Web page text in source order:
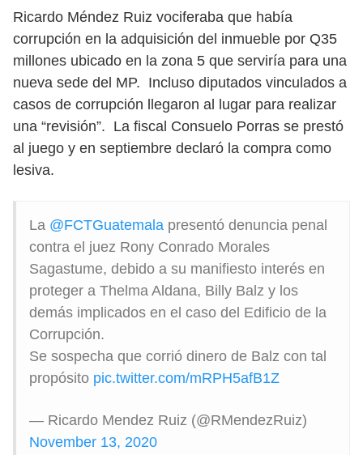
Ricardo Méndez Ruiz vociferaba que había
corrupción en la adquisición del inmueble por Q35
millones ubicado en la zona 5 que serviría para una
nueva sede del MP. Incluso diputados vinculados a
casos de corrupción llegaron al lugar para realizar
una “revisión”. La fiscal Consuelo Porras se prestó
al juego y en septiembre declaró la compra como
lesiva.
La @FCTGuatemala presentó denuncia penal
contra el juez Rony Conrado Morales
Sagastume, debido a su manifiesto interés en
proteger a Thelma Aldana, Billy Balz y los
demás implicados en el caso del Edificio de la
Corrupción.
Se sospecha que corrió dinero de Balz con tal
propósito pic.twitter.com/mRPH5afB1Z
— Ricardo Mendez Ruiz (@RMendezRuiz)
November 13, 2020